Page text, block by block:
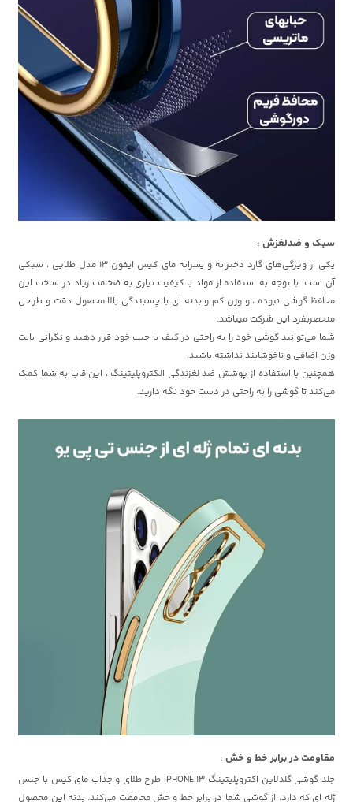
سبک و ضدلغزش :
یکی از ویژگی‌های گارد دخترانه و پسرانه مای کیس ایفون 13 مدل طلایی ، سبکی
آن است. با توجه به استفاده از مواد با کیفیت نیازی به ضخامت زیاد در ساخت این
محافظ گوشی نبوده ، و وزن کم و بدنه ای با چسبندگی بالا محصول دقت و طراحی
منحصربفرد این شرکت میباشد.
شما می‌توانید گوشی خود را به راحتی در کیف یا جیب خود قرار دهید و نگرانی بابت
وزن اضافی و ناخوشایند نداشته باشید.
همچنین با استفاده از پوشش ضد لغزندگی الکتروپلیتینگ ، این قاب به شما کمک
می‌کند تا گوشی را به راحتی در دست خود نگه دارید.
مقاومت در برابر خط و خش :
جلد گوشی گلدلاین اکتروپلیتینگ IPHONE 13 طرح طلای و جذاب مای کیس با جنس
ژله ای که دارد، از گوشی شما در برابر خط و خش محافظت می‌کند. بدنه این محصول